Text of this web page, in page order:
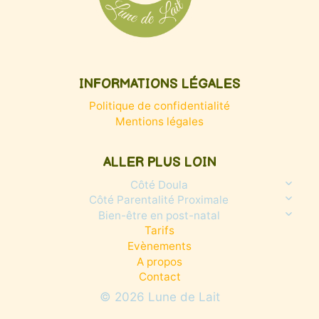
INFORMATIONS LÉGALES
Politique de confidentialité
Mentions légales
ALLER PLUS LOIN
Côté Doula
Ouvrir/
menu
enfant
Côté Parentalité Proximale
Ouvrir/
menu
Bien-être en post-natal
Ouvrir/
Tarifs
Evènements
A propos
Contact
© 2026 Lune de Lait